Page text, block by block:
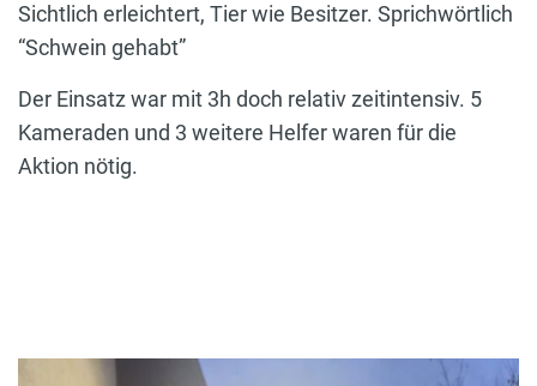
Sichtlich erleichtert, Tier wie Besitzer. Sprichwörtlich
“Schwein gehabt”
Der Einsatz war mit 3h doch relativ zeitintensiv. 5
Kameraden und 3 weitere Helfer waren für die
Aktion nötig.